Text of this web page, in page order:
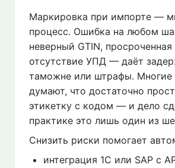
Маркировка при импорте —
процесс. Ошибка на любом
неверный GTIN, просроченная
отсутствие УПД — даёт
таможне или штрафы. Многие
думают, что достаточно
этикетку с кодом — и дело
практике это лишь один из
Снизить риски помогает
интеграция 1С или SAP с